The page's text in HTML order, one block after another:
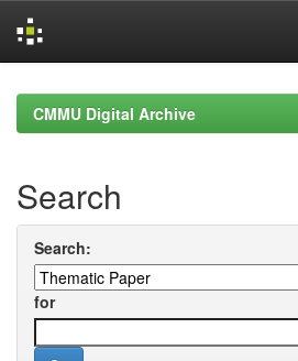
navigationCMMU Digital Archive
Search
Search:
for